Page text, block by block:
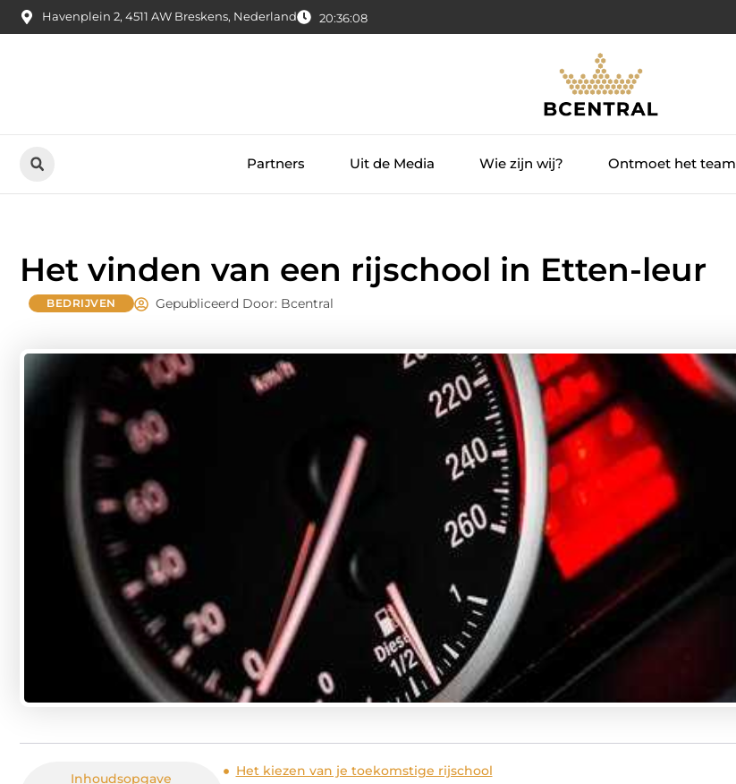
Havenplein 2, 4511 AW Breskens, Nederland 20:36:10
Partners Uit de Media Wie zijn wij? Ontmoet het team
Het vinden van een rijschool in Etten-leur
BEDRIJVEN Gepubliceerd Door: Bcentral
Inhoudsopgave
Het kiezen van je toekomstige rijschool